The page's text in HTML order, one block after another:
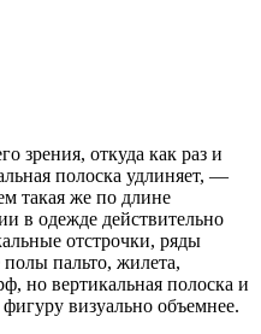
зрения, откуда как раз и
полоска удлиняет, —
такая же по длине
в одежде действительно
отстрочки, ряды
пальто, жилета,
но вертикальная полоска и
визуально объемнее.